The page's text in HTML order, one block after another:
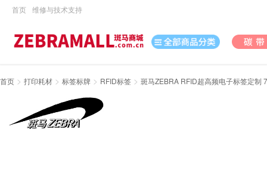
首页 维修与技术支持
打印机
数据采集
首页 > 打印耗材 > 标签标牌 > RFID标签 > 斑马ZEBRA RFID超高频电子标签定制